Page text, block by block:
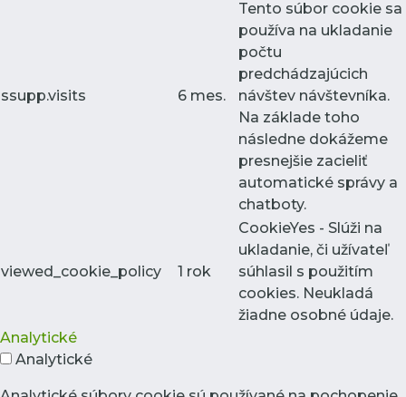
ssupp.visits 6 mes.
Tento súbor cookie sa
používa na ukladanie
počtu
predchádzajúcich
návštev návštevníka.
Na základe toho
následne dokážeme
presnejšie zacieliť
automatické správy a
chatboty.
viewed_cookie_policy 1 rok
CookieYes - Slúži na
ukladanie, či užívateľ
súhlasil s použitím
cookies. Neukladá
žiadne osobné údaje.
Analytické
Analytické